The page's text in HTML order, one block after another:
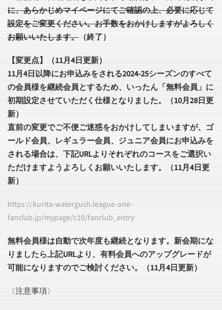
に、あらかじめマイページにてご確認の上、必要に応じて
設定をご変更ください。お手数をおかけしますがよろしく
お願いいたします。（終了）
【変更点】（11月4日更新）
11月4日以降にお申込みをされる2024-25シーズンのすべて
の会員様を継続会員とするため、いったん「無料会員」に
初期設定させていただく仕様となりました。（10月28日更
新）
直前の変更でご不便ご迷惑をおかけしてしまいますが、ゴ
ールド会員、レギュラー会員、ジュニア会員にお申込みを
される場合は、下記URLよりそれぞれのコースをご選択い
ただけますようよろしくお願いいたします。（11月4日更
新）
https://kurita-watergush.league-one-
fanclub.jp/mypage/c10/fanclub_entry
無料会員様は自動で次年度も継続となります。新会期にな
りましたら上記URLより、有料会員へのアップグレードが
可能になりますのでご検討ください。（11月4日更新）
〈注意事項〉